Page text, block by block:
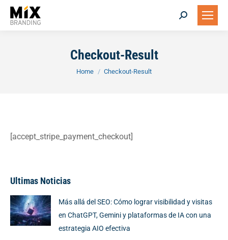
Search:
Checkout-Result
You are here:
Home Checkout-Result
[accept_stripe_payment_checkout]
Ultimas Noticias
Más allá del SEO: Cómo lograr visibilidad y visitas
en ChatGPT, Gemini y plataformas de IA con una
estrategia AIO efectiva